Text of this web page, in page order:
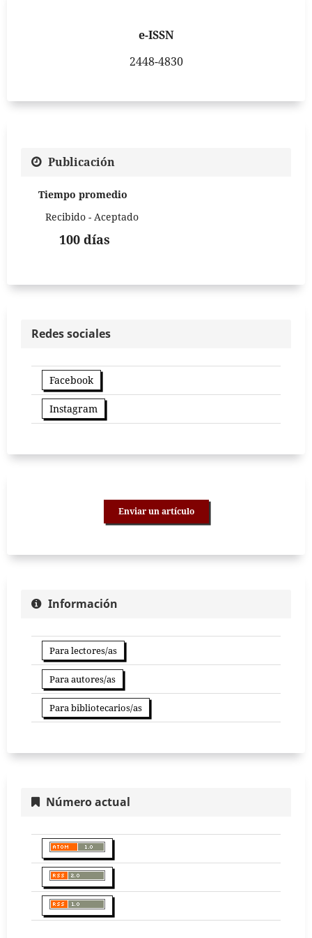
e-ISSN
2448-4830
Publicación
Tiempo promedio
Recibido - Aceptado
100 días
Redes sociales
Facebook
Instagram
Enviar un artículo
Información
Para lectores/as
Para autores/as
Para bibliotecarios/as
Número actual